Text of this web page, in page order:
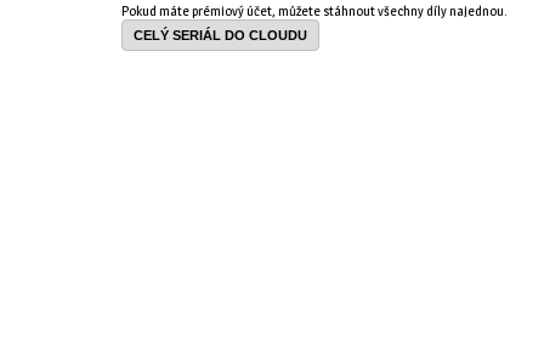
Pokud máte prémiový účet, můžete stáhnout všechny díly najednou.
CELÝ SERIÁL DO CLOUDU